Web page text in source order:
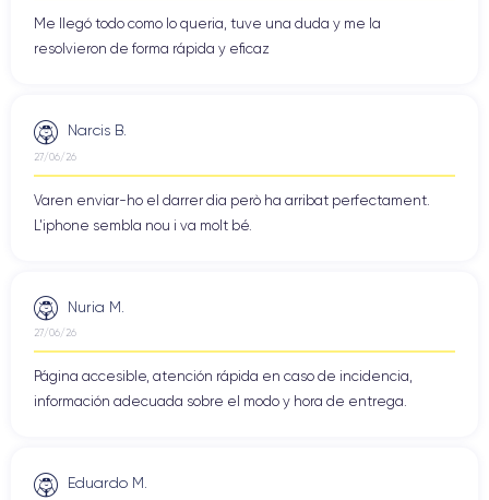
Me llegó todo como lo queria, tuve una duda y me la
resolvieron de forma rápida y eficaz
Narcis B.
27/06/26
Varen enviar-ho el darrer dia però ha arribat perfectament.
L'iphone sembla nou i va molt bé.
Nuria M.
27/06/26
Página accesible, atención rápida en caso de incidencia,
información adecuada sobre el modo y hora de entrega.
Eduardo M.